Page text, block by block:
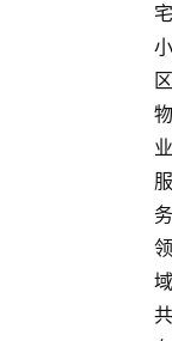
宅
小
区
物
业
服
务
领
域
共